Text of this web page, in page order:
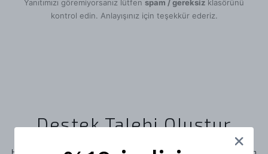
Yanıtımızı göremiyorsanız lütfen spam / gereksiz klasörünü
kontrol edin. Anlayışınız için teşekkür ederiz.
Destek Talebi Oluştur
Herhangi bir sorunla karşılaşırsanız veya sorularınız varsa, lütfen